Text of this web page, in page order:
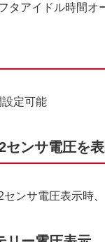
タアイドル時間オ
定可能
センサ電圧を
センサ電圧表示時